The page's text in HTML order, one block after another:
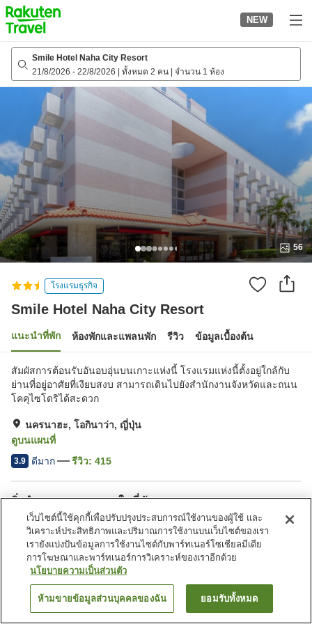
to
top
page
NEW
Smile Hotel Naha City Resort
21/8/2026 - 22/8/2026 ทั้งหมด 2 คน จำนวน 1 ห้อง
56
โรงแรมธุรกิจ
Smile Hotel Naha City Resort
แนะนำที่พัก ห้องพักและแพลนพัก รีวิว ข้อมูลเบื้องต้น
สัมผัสการต้อนรับอันอบอุ่นบนเกาะแห่งนี้ โรงแรมแห่งนี้ตั้งอยู่ใกล้กับ
ย่านที่อยู่อาศัยที่เงียบสงบ สามารถเดินไปยังสำนักงานจังหวัดและถนน
โคคุไซโดริได้สะดวก
นครนาฮะ, โอกินาว่า, ญี่ปุ่น
ดูบนแผนที่
3.9 ดีมาก รีวิว: 415
สิ่งอำนวยความสะดวกในที่พัก
Wi-Fi
ที่จอดรถ
ร้านอาหาร
ตู้จำหน่ายอัตโนมัติ
หน้าแรก ญี่ปุ่น โอกินาว่า
Smile Hotel Naha City Resort
ค้นหาห้องพัก
เว็บไซต์นี้ใช้คุกกี้เพื่อปรับปรุงประสบการณ์ใช้งานของผู้ใช้ และ
วิเคราะห์ประสิทธิภาพและปริมาณการใช้งานบนเว็บไซต์ของเรา
เรายังแบ่งปันข้อมูลการใช้งานไซต์กับพาร์ทเนอร์โซเชียลมีเดีย
การโฆษณาและพาร์ทเนอร์การวิเคราะห์ของเราอีกด้วย
นโยบายความเป็นส่วนตัว
ห้ามขายข้อมูลส่วนบุคคลของฉัน ยอมรับทั้งหมด